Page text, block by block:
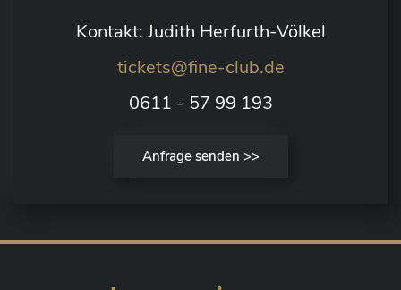
Kontakt: Judith Herfurth-Völkel
tickets@fine-club.de
0611 - 57 99 193
Anfrage senden >>